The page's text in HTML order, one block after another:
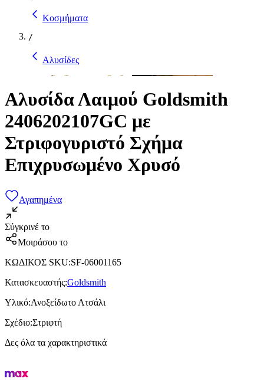
Κοσμήματα
/
Αλυσίδες
Αλυσίδα Λαιμού Goldsmith
2406202107GC με
Στριφογυριστό Σχήμα
Επιχρυσωμένο Χρυσό
Αγαπημένα
Σύγκρινέ το
Μοιράσου το
ΚΩΔΙΚΟΣ SKU:SF-06001165
Κατασκευαστής:Goldsmith
Υλικό:Ανοξείδωτο Ατσάλι
Σχέδιο:Στριφτή
Δες όλα τα χαρακτηριστικά